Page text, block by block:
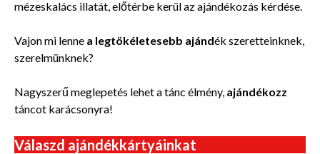
mézeskalács illatát, előtérbe kerül az ajándékozás kérdése.
Vajon mi lenne a legtökéletesebb ajándék szeretteinknek,
szerelmünknek?
Nagyszerű meglepetés lehet a tánc élmény, ajándékozz
táncot karácsonyra!
Válaszd ajándékkártyáinkat